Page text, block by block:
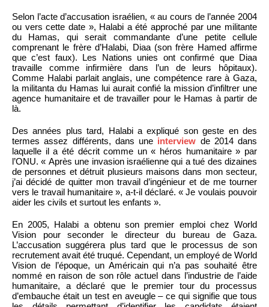
Selon l’acte d’accusation israélien, « au cours de l’année 2004
ou vers cette date », Halabi a été approché par une militante
du Hamas, qui serait commandante d’une petite cellule
comprenant le frère d’Halabi, Diaa (son frère Hamed affirme
que c’est faux). Les Nations unies ont confirmé que Diaa
travaille comme infirmière dans l’un de leurs hôpitaux).
Comme Halabi parlait anglais, une compétence rare à Gaza,
la militanta du Hamas lui aurait confié la mission d’infiltrer une
agence humanitaire et de travailler pour le Hamas à partir de
là.
Des années plus tard, Halabi a expliqué son geste en des
termes assez différents, dans une interview de 2014 dans
laquelle il a été décrit comme un « héros humanitaire » par
l’ONU. « Après une invasion israélienne qui a tué des dizaines
de personnes et détruit plusieurs maisons dans mon secteur,
j’ai décidé de quitter mon travail d’ingénieur et de me tourner
vers le travail humanitaire », a-t-il déclaré. « Je voulais pouvoir
aider les civils et surtout les enfants ».
En 2005, Halabi a obtenu son premier emploi chez World
Vision pour seconder le directeur du bureau de Gaza.
L’accusation suggérera plus tard que le processus de son
recrutement avait été truqué. Cependant, un employé de World
Vision de l’époque, un Américain qui n’a pas souhaité être
nommé en raison de son rôle actuel dans l’industrie de l’aide
humanitaire, a déclaré que le premier tour du processus
d’embauche était un test en aveugle – ce qui signifie que tous